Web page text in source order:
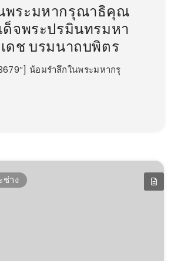
พระมหากรุณาธิคุณ
ด็จพระปรมินทรมหา
ดช บรมนาถบพิตร
น้อมรำลึกในพระมหากรุ
ช่าง